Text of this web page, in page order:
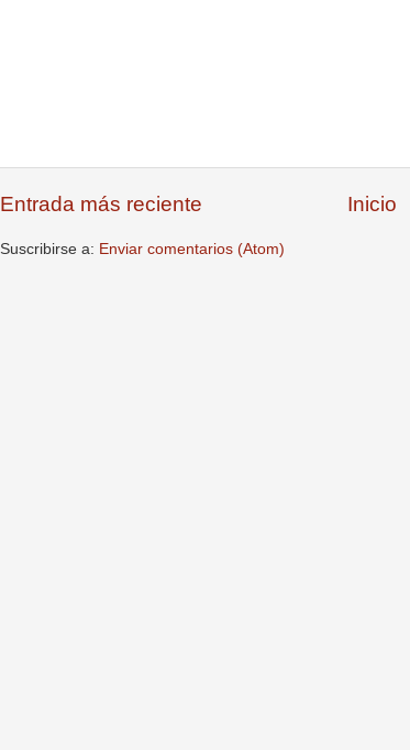
Entrada más reciente Inicio
Suscribirse a: Enviar comentarios (Atom)